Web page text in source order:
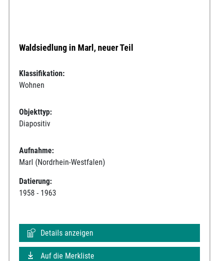
Waldsiedlung in Marl, neuer Teil
Klassifikation:
Wohnen
Objekttyp:
Diapositiv
Aufnahme:
Marl (Nordrhein-Westfalen)
Datierung:
1958 - 1963
Details anzeigen
Auf die Merkliste